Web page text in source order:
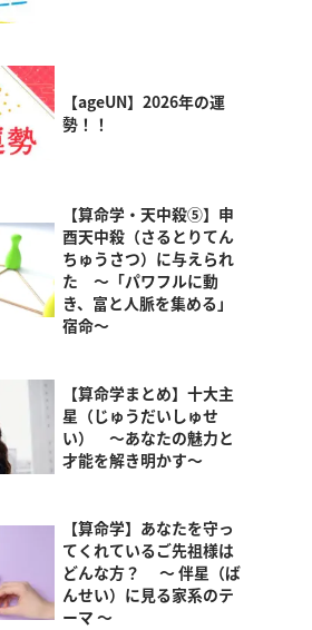
【ageUN】2026年の運
勢！！
【算命学・天中殺⑤】申
酉天中殺（さるとりてん
ちゅうさつ）に与えられ
た ～「パワフルに動
き、富と人脈を集める」
宿命～
【算命学まとめ】十大主
星（じゅうだいしゅせ
い） ～あなたの魅力と
才能を解き明かす～
【算命学】あなたを守っ
てくれているご先祖様は
どんな方？ ～ 伴星（ば
んせい）に見る家系のテ
ーマ ～